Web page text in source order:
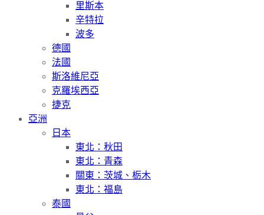
里斯本
辛特拉
波多
德國
法國
斯洛維尼亞
克羅埃西亞
捷克
亞洲
日本
東北：秋田
東北：青森
關東：茨城、栃木
東北：福島
泰國